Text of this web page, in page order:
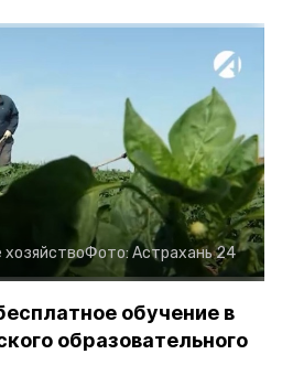
хозяйствоФото:Астрахань 24
обучение в
образовательного